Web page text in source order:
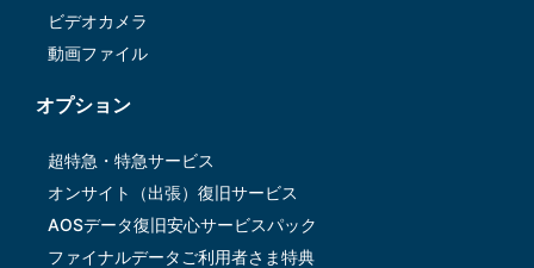
ビデオカメラ
動画ファイル
オプション
超特急・特急サービス
オンサイト（出張）復旧サービス
AOSデータ復旧安⼼サービスパック
ファイナルデータご利⽤者さま特典